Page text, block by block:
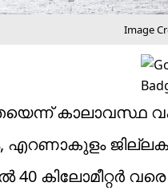
Image
കാലാവസ്ഥ
എറണാകുളം
40 കിലോമീറ്റർ വരെ